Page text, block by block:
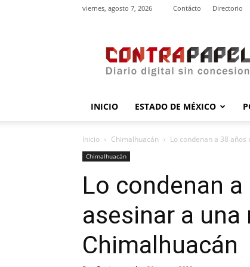
viernes, agosto 7, 2026 Contácto Directorio
INICIO ESTADO DE MÉXICO
Inicio Chimalhuacán Lo condenan a 38
Chimalhuacán
Lo condenan
asesinar a una
Chimalhuacán